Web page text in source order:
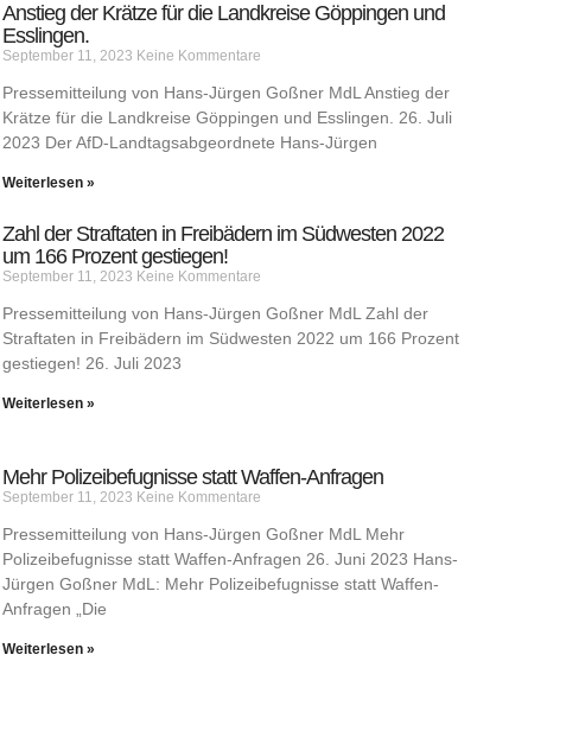
Anstieg der Krätze für die Landkreise Göppingen und
Esslingen.
September 11, 2023 Keine Kommentare
Pressemitteilung von Hans-Jürgen Goßner MdL Anstieg der
Krätze für die Landkreise Göppingen und Esslingen. 26. Juli
2023 Der AfD-Landtagsabgeordnete Hans-Jürgen
Weiterlesen »
Zahl der Straftaten in Freibädern im Südwesten 2022
um 166 Prozent gestiegen!
September 11, 2023 Keine Kommentare
Pressemitteilung von Hans-Jürgen Goßner MdL Zahl der
Straftaten in Freibädern im Südwesten 2022 um 166 Prozent
gestiegen! 26. Juli 2023
Weiterlesen »
Mehr Polizeibefugnisse statt Waffen-Anfragen
September 11, 2023 Keine Kommentare
Pressemitteilung von Hans-Jürgen Goßner MdL Mehr
Polizeibefugnisse statt Waffen-Anfragen 26. Juni 2023 Hans-
Jürgen Goßner MdL: Mehr Polizeibefugnisse statt Waffen-
Anfragen „Die
Weiterlesen »